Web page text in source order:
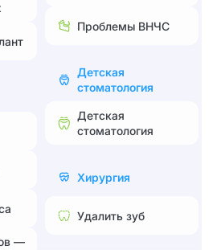
—
Проблемы ВНЧС
Детская
стоматология
Детская
стоматология
Хирургия
Удалить зуб